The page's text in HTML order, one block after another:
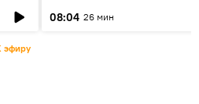
Æхсары куыстыты равдыст
08:04 26 мин
эфиру